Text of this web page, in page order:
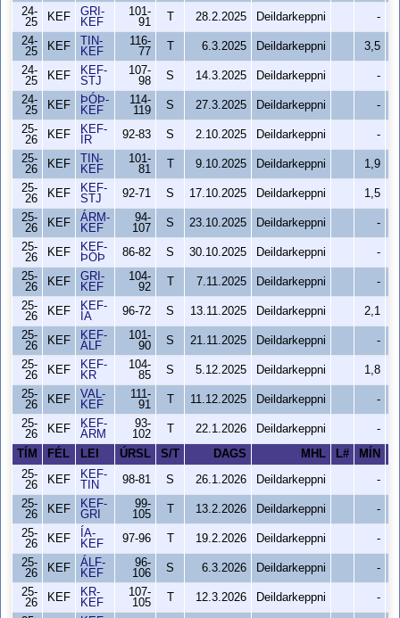
24-
25
KEF
GRI-
KEF
101-
91
28.2.2025 Deildarkeppni
-
24-
25
KEF
TIN-
KEF
116-
77
6.3.2025 Deildarkeppni
3,5
24-
25
KEF
KEF-
STJ
107-
98
S 14.3.2025 Deildarkeppni
-
24-
25
KEF
ÞÓÞ-
KEF
114-
119
S 27.3.2025 Deildarkeppni
-
25-
26
KEF
KEF-
ÍR
92-83 S 2.10.2025 Deildarkeppni
-
25-
26
KEF
TIN-
KEF
101-
81
9.10.2025 Deildarkeppni
1,9
25-
26
KEF
KEF-
STJ
92-71 S 17.10.2025 Deildarkeppni
1,5
25-
26
KEF
ÁRM-
KEF
94-
107
S 23.10.2025 Deildarkeppni
-
25-
26
KEF
KEF-
ÞÓÞ
86-82 S 30.10.2025 Deildarkeppni
-
25-
26
KEF
GRI-
KEF
104-
92
7.11.2025 Deildarkeppni
-
25-
26
KEF
KEF-
ÍA
96-72 S 13.11.2025 Deildarkeppni
2,1
25-
26
KEF
KEF-
ÁLF
101-
90
S 21.11.2025 Deildarkeppni
-
25-
26
KEF
KEF-
KR
104-
85
S 5.12.2025 Deildarkeppni
1,8
25-
26
KEF
VAL-
KEF
111-
91
11.12.2025 Deildarkeppni
-
25-
26
KEF
KEF-
ÁRM
93-
102
22.1.2026 Deildarkeppni
-
TÍM
FÉL LEI ÚRSL S/T DAGS MHL L# MÍN
25-
26
KEF
KEF-
TIN
98-81 S 26.1.2026 Deildarkeppni
-
25-
26
KEF
KEF-
GRI
99-
105
13.2.2026 Deildarkeppni
-
25-
26
KEF
ÍA-
KEF
97-96 19.2.2026 Deildarkeppni
-
25-
26
KEF
ÁLF-
KEF
96-
106
S 6.3.2026 Deildarkeppni
-
25-
26
KEF
KR-
KEF
107-
105
12.3.2026 Deildarkeppni
-